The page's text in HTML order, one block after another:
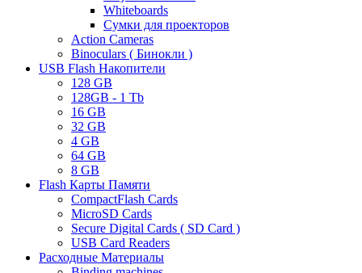
Whiteboards
Сумки для проекторов
Action Cameras
Binoculars ( Бинокли )
USB Flash Накопители
128 GB
128GB - 1 Tb
16 GB
32 GB
4 GB
64 GB
8 GB
Flash Карты Памяти
CompactFlash Cards
MicroSD Cards
Secure Digital Cards ( SD Card )
USB Card Readers
Расходные Материалы